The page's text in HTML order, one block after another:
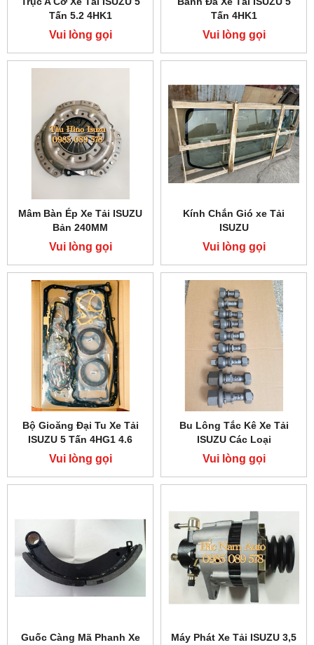
Tấn 5.2 4HK1
Vui lòng gọi
Tấn 4HK1
Vui lòng gọi
Mâm Bàn Ép Xe Tải ISUZU
Bản 240MM
Vui lòng gọi
Kính Chắn Gió xe Tải
ISUZU
Vui lòng gọi
Bộ Gioăng Đại Tu Xe Tải
ISUZU 5 Tấn 4HG1 4.6
Vui lòng gọi
Bu Lông Tắc Kê Xe Tải
ISUZU Các Loại
Vui lòng gọi
Guốc Càng Mã Phanh Xe
Máy Phát Xe Tải ISUZU 3,5